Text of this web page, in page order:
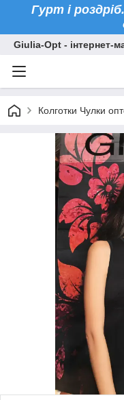
Гурт і
Giulia-Opt - інтернет-
Колготки Чулки